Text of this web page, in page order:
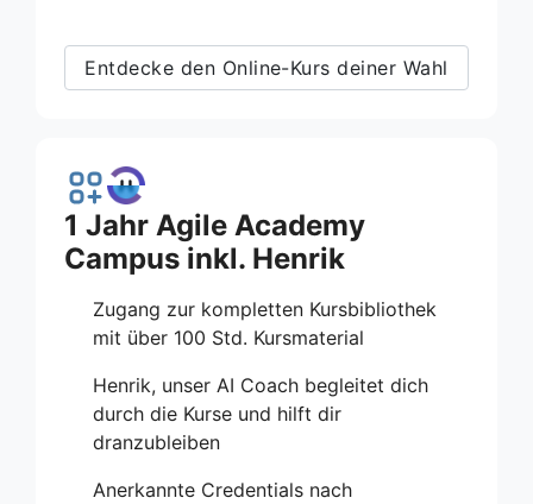
Entdecke den Online-Kurs deiner Wahl
1 Jahr Agile Academy
Campus inkl. Henrik
Zugang zur kompletten Kursbibliothek
mit über 100 Std. Kursmaterial
Henrik, unser AI Coach begleitet dich
durch die Kurse und hilft dir
dranzubleiben
Anerkannte Credentials nach